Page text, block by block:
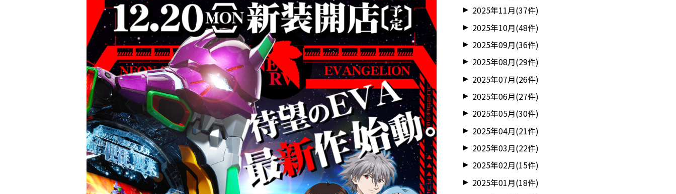
2025年11月(37件)
2025年10月(48件)
2025年09月(36件)
2025年08月(29件)
2025年07月(26件)
2025年06月(27件)
2025年05月(30件)
2025年04月(21件)
2025年03月(22件)
2025年02月(15件)
2025年01月(18件)